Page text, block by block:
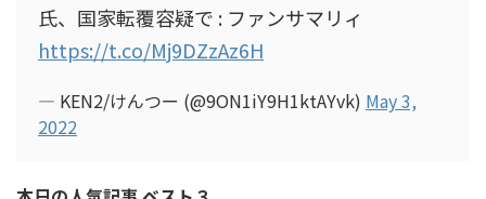
氏、国家転覆容疑で : ファンサマリィ
https://t.co/Mj9DZzAz6H
— KEN2/けんつー (@9ON1iY9H1ktAYvk) May 3,
2022